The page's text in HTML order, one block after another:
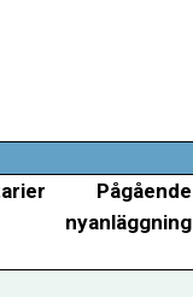
Pågående
nyanläggning